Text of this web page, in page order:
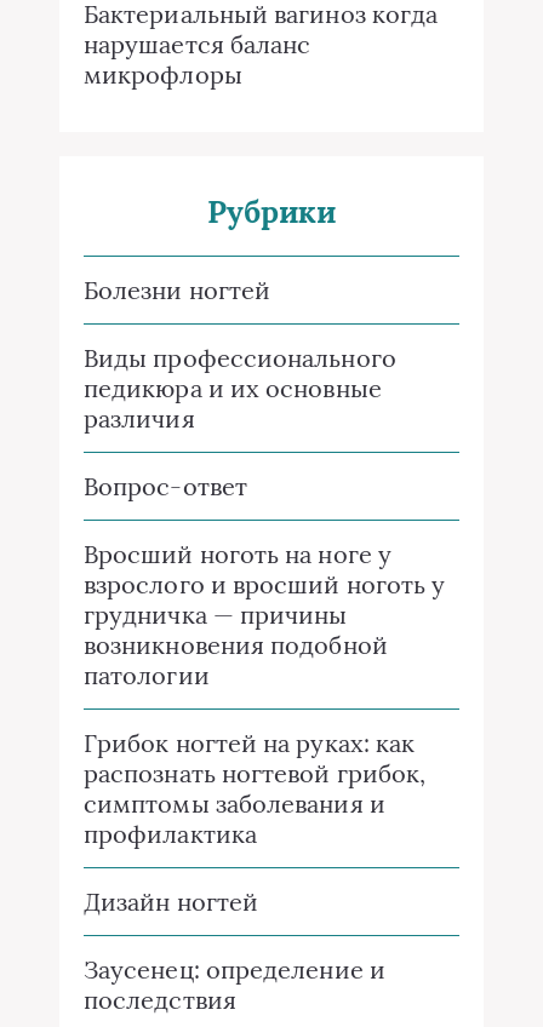
Бактериальный вагиноз когда
нарушается баланс
микрофлоры
Рубрики
Болезни ногтей
Виды профессионального
педикюра и их основные
различия
Вопрос-ответ
Вросший ноготь на ноге у
взрослого и вросший ноготь у
грудничка — причины
возникновения подобной
патологии
Грибок ногтей на руках: как
распознать ногтевой грибок,
симптомы заболевания и
профилактика
Дизайн ногтей
Заусенец: определение и
последствия